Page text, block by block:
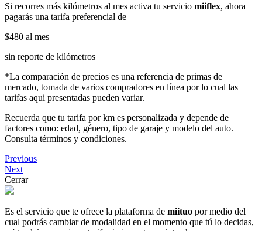
Si recorres más kilómetros al mes activa tu servicio miiflex, ahora
pagarás una tarifa preferencial de
$480 al mes
sin reporte de kilómetros
*La comparación de precios es una referencia de primas de
mercado, tomada de varios compradores en línea por lo cual las
tarifas aqui presentadas pueden variar.
Recuerda que tu tarifa por km es personalizada y depende de
factores como: edad, género, tipo de garaje y modelo del auto.
Consulta términos y condiciones.
Previous
Next
Cerrar
Es el servicio que te ofrece la plataforma de miituo por medio del
cual podrás cambiar de modalidad en el momento que tú lo decidas,